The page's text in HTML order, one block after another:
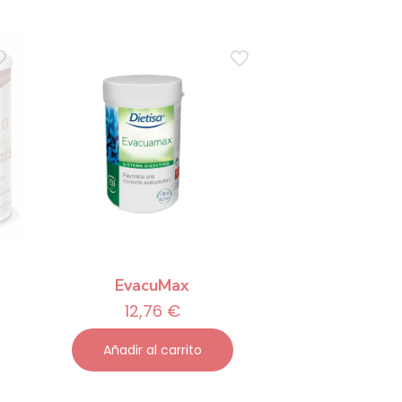
EvacuMax
12,76 €
Añadir al carrito